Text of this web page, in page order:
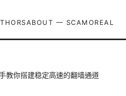
ABOUT — SCAMOREAL
教你搭建稳定高速的翻墙通道